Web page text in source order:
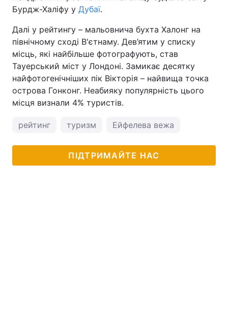
Бурдж-Халіфу у Дубаї.
Далі у рейтингу – мальовнича бухта Халонг на
північному сході В'єтнаму. Дев’ятим у списку
місць, які найбільше фотографують, став
Тауерський міст у Лондоні. Замикає десятку
найфотогенічніших пік Вікторія – найвища точка
острова Гонконг. Неабияку популярність цього
місця визнали 4% туристів.
рейтинг туризм Ейфелева вежа
ПІДТРИМАЙТЕ НАС